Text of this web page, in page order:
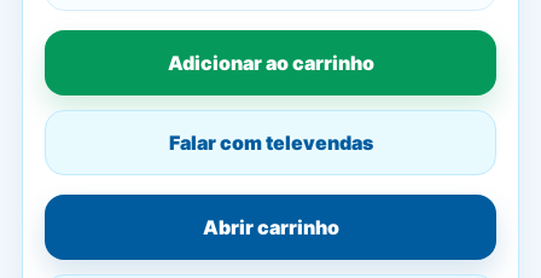
Adicionar ao carrinho
Falar com televendas
Abrir carrinho